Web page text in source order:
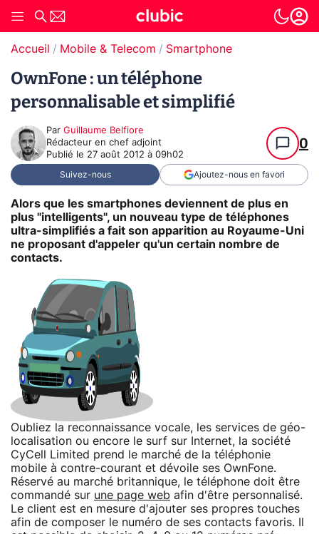
Accueil Mobile & Telecom Smartphone
OwnFone : un téléphone
personnalisable et simplifié
Par Guillaume Belfiore
Rédacteur en chef adjoint
Publié le 27 août 2012 à 09h02
0
Suivez-nous Ajoutez-nous en favori
Alors que les smartphones deviennent de plus en
plus "intelligents", un nouveau type de téléphones
ultra-simplifiés a fait son apparition au Royaume-Uni
ne proposant d'appeler qu'un certain nombre de
contacts.
Oubliez la reconnaissance vocale, les services de géo-
localisation ou encore le surf sur Internet, la société
CyCell Limited prend le marché de la téléphonie
mobile à contre-courant et dévoile ses OwnFone.
Réservé au marché britannique, le téléphone doit être
commandé sur une page web afin d'être personnalisé.
Le client est en mesure d'ajouter ses propres touches
afin de composer le numéro de ses contacts favoris. Il